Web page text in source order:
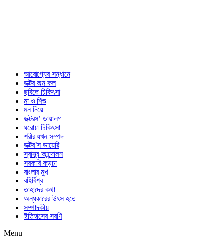
আরোগ্যের সন্ধানে
ডক্টর অন কল
ছবিতে চিকিৎসা
মা ও শিশু
মন নিয়ে
ডক্টরস’ ডায়ালগ
ঘরোয়া চিকিৎসা
শরীর যখন সম্পদ
ডক্টর’স ডায়েরি
স্বাস্থ্য আন্দোলন
সরকারি কড়চা
বাংলার মুখ
বহির্বিশ্ব
তাহাদের কথা
অন্ধকারের উৎস হতে
সম্পাদকীয়
ইতিহাসের সরণি
Menu